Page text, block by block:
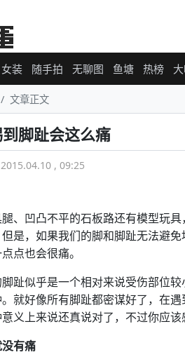
女装 随手拍 无聊图 鱼塘 热榜
文章正文
脚趾会这么痛
, 09:25
、凹凸不平的石板路还有模型玩
是，如果我们的脚和脚趾无法避
点也会很痛。
趾似乎是一个相对来说受伤部位
就好像所有脚趾都密谋好了，在
义上来说还真说对了，不过你应该
有痛